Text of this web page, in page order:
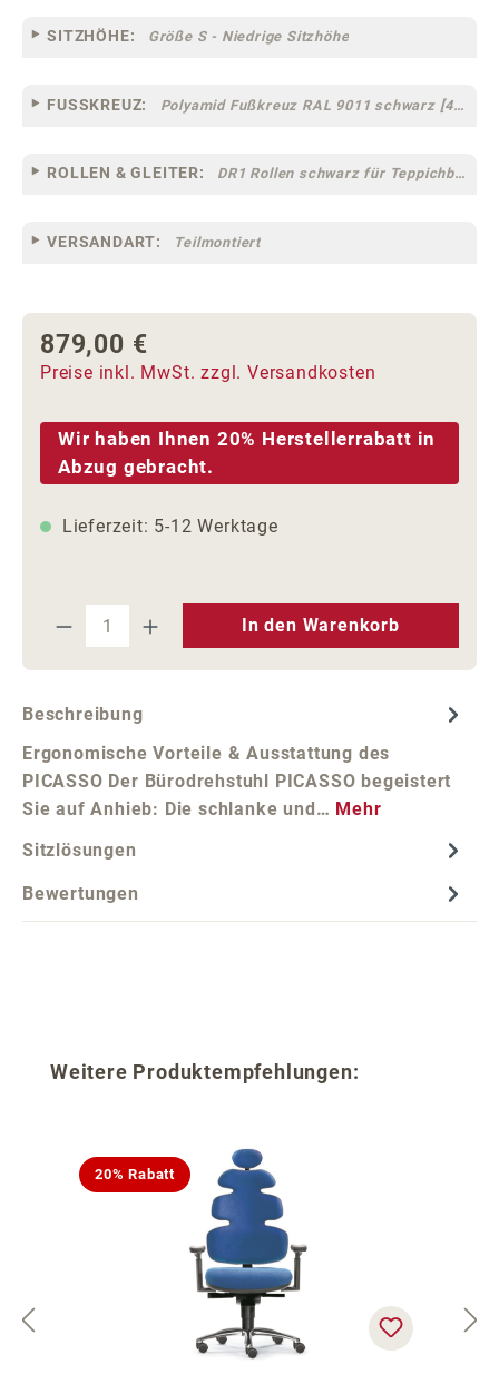
SITZHÖHE: Größe S - Niedrige Sitzhöhe
FUSSKREUZ: Polyamid Fußkreuz RAL 9011 schwarz [44]
ROLLEN & GLEITER: DR1 Rollen schwarz für Teppichböden [10]
VERSANDART: Teilmontiert
Regulärer Preis:
879,00 €
Preise inkl. MwSt. zzgl. Versandkosten
Wir haben Ihnen 20% Herstellerrabatt in
Abzug gebracht.
Lieferzeit: 5-12 Werktage
Produkt Anzahl: Gib den
In den Warenkorb
Beschreibung
Ergonomische Vorteile & Ausstattung des
PICASSO Der Bürodrehstuhl PICASSO begeistert
Sie auf Anhieb: Die schlanke und… Mehr
Sitzlösungen
Bewertungen
Produktgalerie überspringen
Weitere Produktempfehlungen:
20% Rabatt